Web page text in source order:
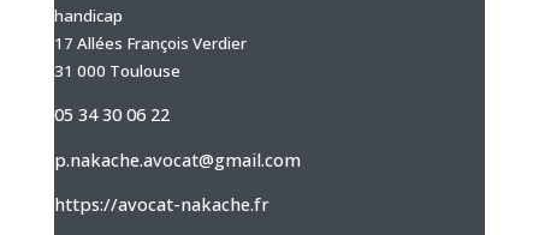
handicap
17 Allées François Verdier
31 000 Toulouse
05 34 30 06 22
p.nakache.avocat@gmail.com
https://avocat-nakache.fr